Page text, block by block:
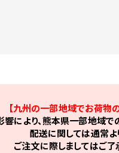
【九州の一部地域でお荷物
により、熊本県一部地域で
配送に関しては通常よ
ご注文に際しましてはご了